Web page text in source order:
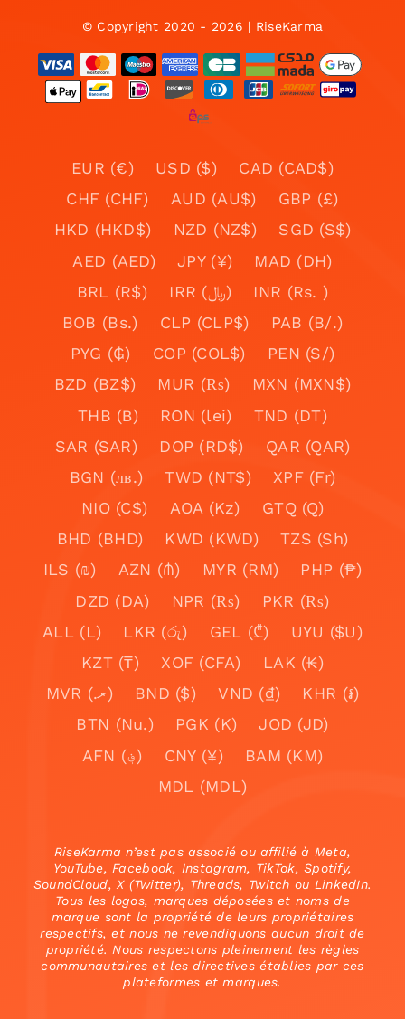
© Copyright 2020 - 2026 | RiseKarma
EUR (€) USD ($)
CAD (CAD$)
CHF (CHF)
AUD (AU$)
GBP (£)
HKD (HKD$)
NZD (NZ$)
SGD (S$)
AED (AED)
JPY (¥)
MAD (DH)
BRL (R$)
IRR (﷼)
INR (Rs. )
BOB (Bs.)
CLP (CLP$)
PAB (B/.)
PYG (₲)
COP (COL$)
PEN (S/)
BZD (BZ$)
MUR (₨)
MXN (MXN$)
THB (฿)
RON (lei)
TND (DT)
SAR (SAR)
DOP (RD$)
QAR (QAR)
BGN (лв.)
TWD (NT$)
XPF (Fr)
NIO (C$)
AOA (Kz)
GTQ (Q)
BHD (BHD)
KWD (KWD)
TZS (Sh)
ILS (₪)
AZN (₼) MYR (RM)
PHP (₱)
DZD (DA)
NPR (₨)
PKR (₨)
ALL (L)
LKR (රු) GEL (₾)
UYU ($U)
KZT (₸)
XOF (CFA)
LAK (₭)
MVR (.ރ)
BND ($) VND (₫)
KHR (៛)
BTN (Nu.)
PGK (K)
JOD (JD)
AFN (؋)
CNY (¥)
BAM (KM)
MDL (MDL)
RiseKarma n’est pas associé ou affilié à Meta,
YouTube, Facebook, Instagram, TikTok, Spotify,
SoundCloud, X (Twitter), Threads, Twitch ou LinkedIn.
Tous les logos, marques déposées et noms de
marque sont la propriété de leurs propriétaires
respectifs, et nous ne revendiquons aucun droit de
propriété. Nous respectons pleinement les règles
communautaires et les directives établies par ces
plateformes et marques.